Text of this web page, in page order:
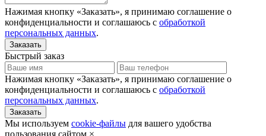
Нажимая кнопку «Заказать», я принимаю соглашение о
конфиденциальности и соглашаюсь с обработкой
персональных данных.
Быстрый заказ
Нажимая кнопку «Заказать», я принимаю соглашение о
конфиденциальности и соглашаюсь с обработкой
персональных данных.
Мы используем cookie-файлы для вашего удобства
пользования сайтом. ×